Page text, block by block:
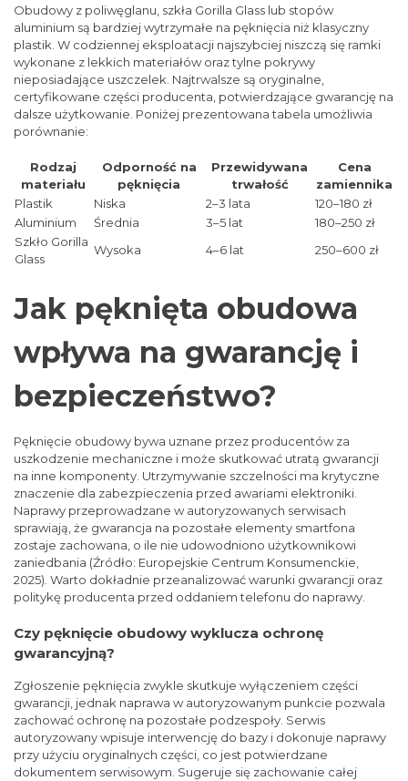
Obudowy z poliwęglanu, szkła Gorilla Glass lub stopów
aluminium są bardziej wytrzymałe na pęknięcia niż klasyczny
plastik. W codziennej eksploatacji najszybciej niszczą się ramki
wykonane z lekkich materiałów oraz tylne pokrywy
nieposiadające uszczelek. Najtrwalsze są oryginalne,
certyfikowane części producenta, potwierdzające gwarancję na
dalsze użytkowanie. Poniżej prezentowana tabela umożliwia
porównanie:
Rodzaj
materiału
Odporność na
pęknięcia
Przewidywana
trwałość
Cena
zamiennika
Plastik
Niska 2–3 lata
120–180 zł
Aluminium
Średnia 3–5 lat
180–250 zł
Szkło Gorilla
Glass
Wysoka 4–6 lat 250–600 zł
Jak pęknięta obudowa
wpływa na gwarancję i
bezpieczeństwo?
Pęknięcie obudowy bywa uznane przez producentów za
uszkodzenie mechaniczne i może skutkować utratą gwarancji
na inne komponenty. Utrzymywanie szczelności ma krytyczne
znaczenie dla zabezpieczenia przed awariami elektroniki.
Naprawy przeprowadzane w autoryzowanych serwisach
sprawiają, że gwarancja na pozostałe elementy smartfona
zostaje zachowana, o ile nie udowodniono użytkownikowi
zaniedbania (Źródło: Europejskie Centrum Konsumenckie,
2025). Warto dokładnie przeanalizować warunki gwarancji oraz
politykę producenta przed oddaniem telefonu do naprawy.
Czy pęknięcie obudowy wyklucza ochronę
gwarancyjną?
Zgłoszenie pęknięcia zwykle skutkuje wyłączeniem części
gwarancji, jednak naprawa w autoryzowanym punkcie pozwala
zachować ochronę na pozostałe podzespoły. Serwis
autoryzowany wpisuje interwencję do bazy i dokonuje naprawy
przy użyciu oryginalnych części, co jest potwierdzane
dokumentem serwisowym. Sugeruje się zachowanie całej